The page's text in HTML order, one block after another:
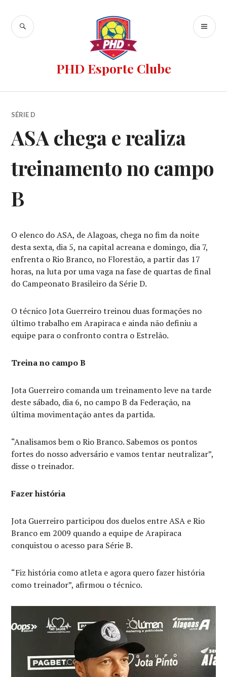
PHD Esporte Clube
SÉRIE D
ASA chega e realiza
treinamento no campo
B
O elenco do ASA, de Alagoas, chega no fim da noite
desta sexta, dia 5, na capital acreana e domingo, dia 7,
enfrenta o Rio Branco, no Florestão, a partir das 17
horas, na luta por uma vaga na fase de quartas de final
do Campeonato Brasileiro da Série D.
O técnico Jota Guerreiro treinou duas formações no
último trabalho em Arapiraca e ainda não definiu a
equipe para o confronto contra o Estrelão.
Treina no campo B
Jota Guerreiro comanda um treinamento leve na tarde
deste sábado, dia 6, no campo B da Federação, na
última movimentação antes da partida.
“Analisamos bem o Rio Branco. Sabemos os pontos
fortes do nosso adversário e vamos tentar neutralizar”,
disse o treinador.
Fazer história
Jota Guerreiro participou dos duelos entre ASA e Rio
Branco em 2009 quando a equipe de Arapiraca
conquistou o acesso para Série B.
“Fiz história como atleta e agora quero fazer história
como treinador”, afirmou o técnico.